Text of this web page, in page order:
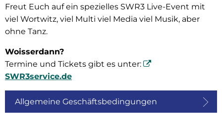
Freut Euch auf ein spezielles SWR3 Live-Event mit
viel Wortwitz, viel Multi viel Media viel Musik, aber
ohne Tanz.
Woisserdann?
Termine und Tickets gibt es unter:
SWR3service.de
Allgemeine Geschäftsbedingungen